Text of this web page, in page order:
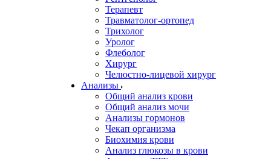
Терапевт
Травматолог-ортопед
Трихолог
Уролог
Флеболог
Хирург
Челюстно-лицевой хирург
Анализы
Общий анализ крови
Общий анализ мочи
Анализы гормонов
Чекап организма
Биохимия крови
Анализ глюкозы в крови